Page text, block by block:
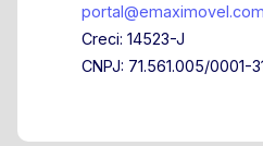
Creci: 14523-J
CNPJ: 71.561.005/0001-